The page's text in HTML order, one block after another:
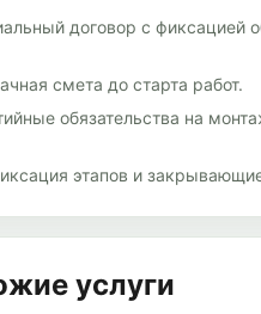
договор с фиксацией
смета до старта работ.
обязательства на
этапов и
услуги